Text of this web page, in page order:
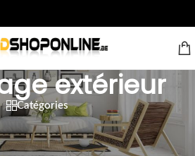
extérieur
Catégories
/L'éclairage extérieur